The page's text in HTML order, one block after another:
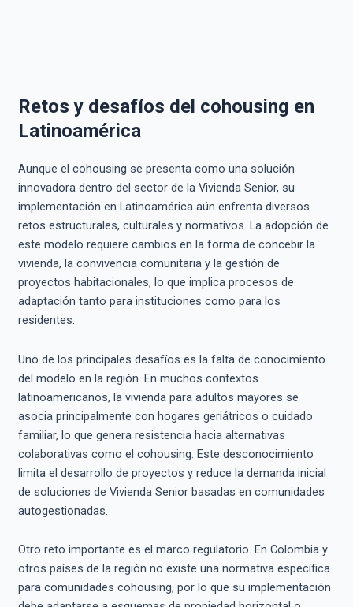
Retos y desafíos del cohousing en
Latinoamérica
Aunque el cohousing se presenta como una solución
innovadora dentro del sector de la Vivienda Senior, su
implementación en Latinoamérica aún enfrenta diversos
retos estructurales, culturales y normativos. La adopción de
este modelo requiere cambios en la forma de concebir la
vivienda, la convivencia comunitaria y la gestión de
proyectos habitacionales, lo que implica procesos de
adaptación tanto para instituciones como para los
residentes.
Uno de los principales desafíos es la falta de conocimiento
del modelo en la región. En muchos contextos
latinoamericanos, la vivienda para adultos mayores se
asocia principalmente con hogares geriátricos o cuidado
familiar, lo que genera resistencia hacia alternativas
colaborativas como el cohousing. Este desconocimiento
limita el desarrollo de proyectos y reduce la demanda inicial
de soluciones de Vivienda Senior basadas en comunidades
autogestionadas.
Otro reto importante es el marco regulatorio. En Colombia y
otros países de la región no existe una normativa específica
para comunidades cohousing, por lo que su implementación